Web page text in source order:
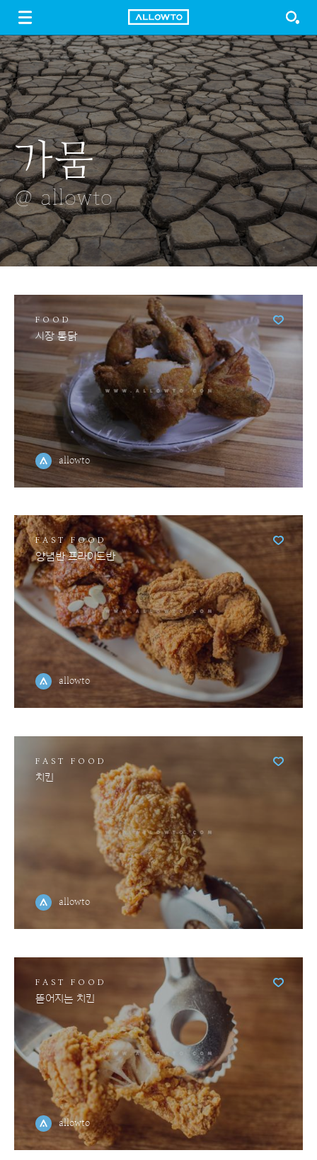
FREE DOWNLOAD GUIDE LOGIN SIGN UP
가뭄
@ allowto
비구름과
골프코스
@ allowto
소나무
@ allowto
구름
@ allowto
나무가지
@ allowto
FOOD
시장 통닭
allowto
FAST FOOD
양념반 프라이드반
allowto
FAST FOOD
치킨
allowto
FAST FOOD
뜯어지는 치킨
allowto